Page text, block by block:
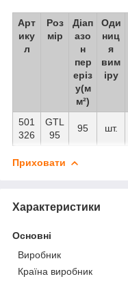
Арт
ику
л
Роз
мір
Діап
азо
н
пер
еріз
у(м
м²)
Оди
ниц
я
вим
іру
501
326
GTL
95
95 шт.
Приховати
Характеристики
Основні
Виробник
Країна виробник